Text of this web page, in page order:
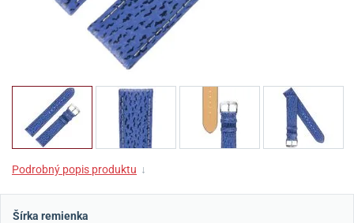
Podrobný popis produktu ↓
Šírka remienka